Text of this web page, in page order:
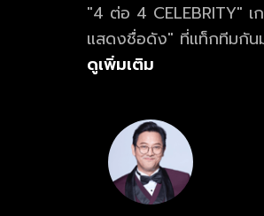
"4 ต่อ 4 CELEBRITY"
แสดงชื่อดัง" ที่แท็กทีมกัน
สำรวจ"
ดูเพิ่มเติม